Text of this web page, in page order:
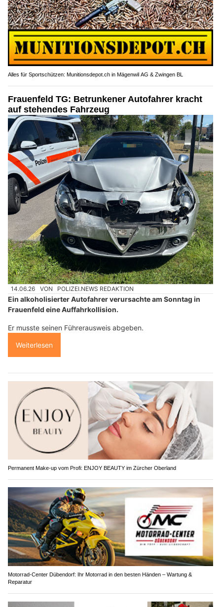
Alles für Sportschützen: Munitionsdepot.ch in Mägenwil AG & Zwingen BL
Frauenfeld TG: Betrunkener Autofahrer kracht
auf stehendes Fahrzeug
14.06.26 VON POLIZEI.NEWS REDAKTION
Ein alkoholisierter Autofahrer verursachte am Sonntag in
Frauenfeld eine Auffahrkollision.
Er musste seinen Führerausweis abgeben.
Weiterlesen
Permanent Make-up vom Profi: ENJOY BEAUTY im Zürcher Oberland
Motorrad-Center Dübendorf: Ihr Motorrad in den besten Händen – Wartung &
Reparatur